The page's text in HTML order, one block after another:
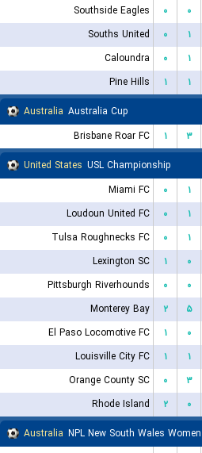
Southside Eagles
۰ ۰
Souths United
۰ ۱
Caloundra
۰ ۱
Pine Hills
۱ ۱
Australia Australia Cup
Brisbane Roar FC
۱ ۳
United States USL Championship
Miami FC
۰ ۱
Loudoun United FC
۰ ۱
Tulsa Roughnecks FC
۰ ۱
Lexington SC
۱ ۰
Pittsburgh Riverhounds
۰ ۰
Monterey Bay
۲ ۵
El Paso Locomotive FC
۱ ۰
Louisville City FC
۱ ۱
Orange County SC
۰ ۳
Rhode Island
۲ ۰
Australia NPL New South Wales Women